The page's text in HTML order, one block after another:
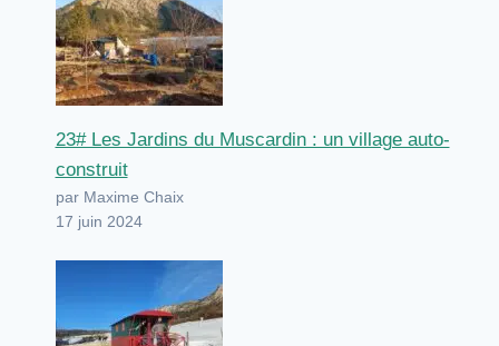
23# Les Jardins du Muscardin : un village auto-
construit
par Maxime Chaix
17 juin 2024